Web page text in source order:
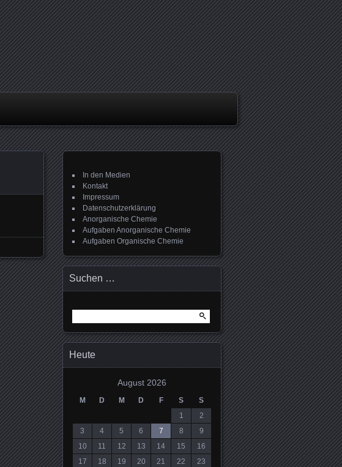
In den Medien
Kontakt
Impressum
Datenschutzerklärung
Anorganische Chemie
Aufgaben Anorganische Chemie
Aufgaben Organische Chemie
Suchen …
nach:
Heute
August 2026
M D M D F S
S
1
2
3
4 5 6 7 8
9
10
11 12 13 14 15
16
17
18 19 20 21 22
23